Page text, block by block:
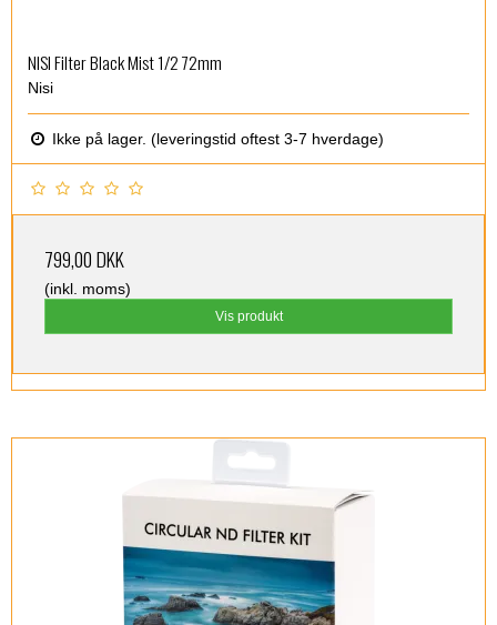
NISI Filter Black Mist 1/2 72mm
Nisi
Ikke på lager. (leveringstid oftest 3-7 hverdage)
799,00 DKK
(inkl. moms)
Vis produkt